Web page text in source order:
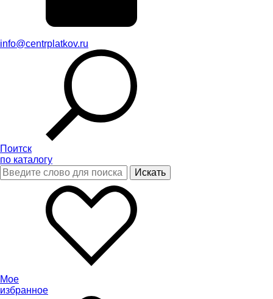
info@centrplatkov.ru
Поитск
по каталогу
Мое
избранное